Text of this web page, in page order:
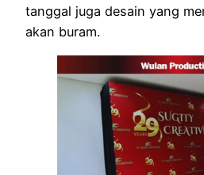
tanggal juga desain yang
akan buram.